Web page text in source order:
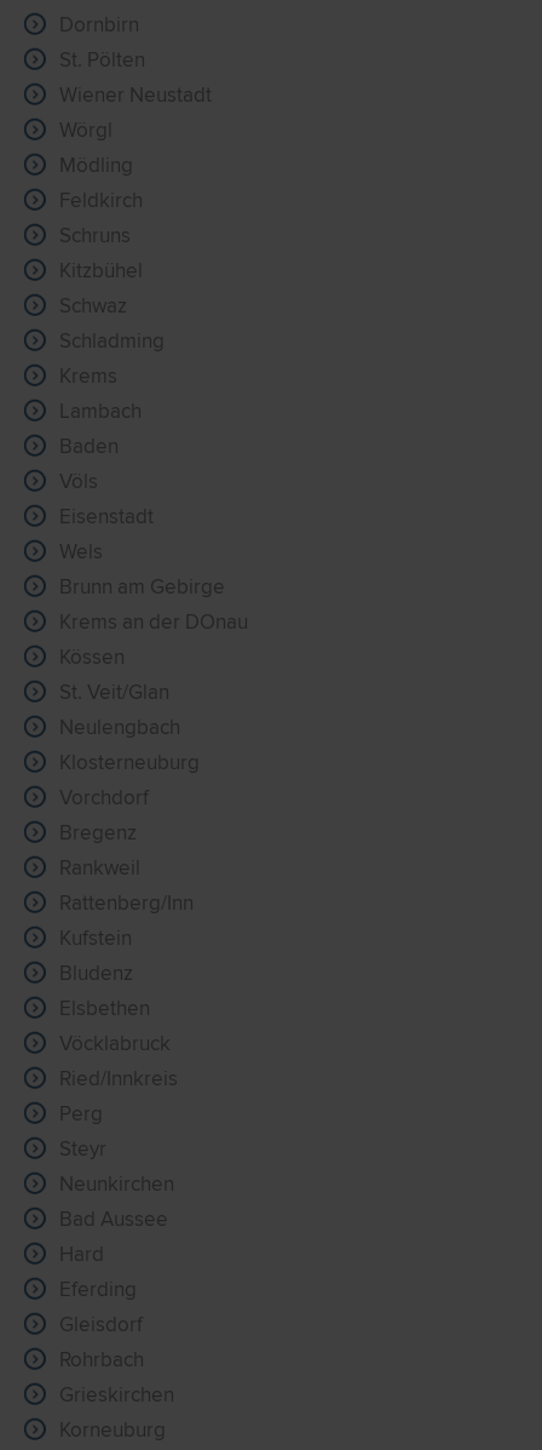
Dornbirn
St. Pölten
Wiener Neustadt
Wörgl
Mödling
Feldkirch
Schruns
Kitzbühel
Schwaz
Schladming
Krems
Lambach
Baden
Völs
Eisenstadt
Wels
Brunn am Gebirge
Krems an der DOnau
Kössen
St. Veit/Glan
Neulengbach
Klosterneuburg
Vorchdorf
Bregenz
Rankweil
Rattenberg/Inn
Kufstein
Bludenz
Elsbethen
Vöcklabruck
Ried/Innkreis
Perg
Steyr
Neunkirchen
Bad Aussee
Hard
Eferding
Gleisdorf
Rohrbach
Grieskirchen
Korneuburg